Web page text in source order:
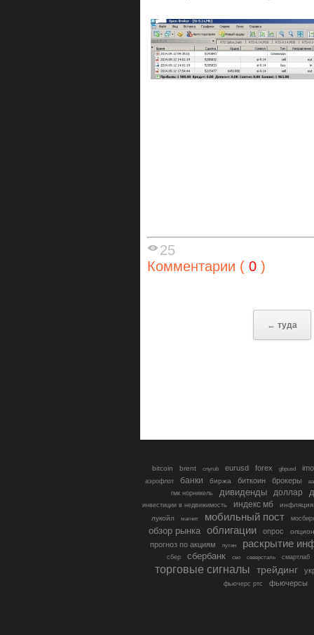
25
Комментарии ( 0 )
← туда
bitcoin brent cnyrub eurusd forex gbpusd
аэрофлот банки биржа биткоин брокеры
гмк норникель
дивиденды доллар
инвестиции в недвижимость индекс мб
инфляция
лукойл
магнит мобильный пост
обзор рынка облигации опрос
прогноз по акциям путин раскрытие
сбер сбербанк сво северсталь смартлаб
торговые сигналы трейдинг
фьючерс ртс фьючерсы